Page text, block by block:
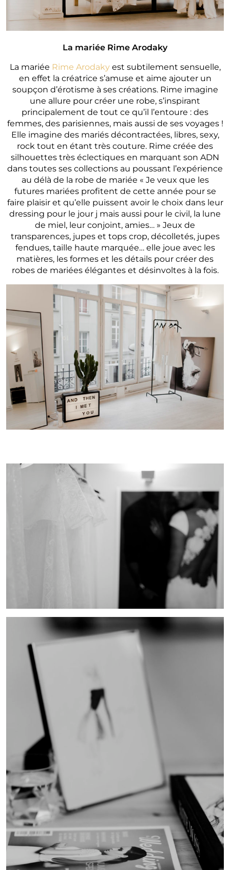
La mariée Rime Arodaky
La mariée Rime Arodakyest subtilement sensuelle,
en effet la créatrice s’amuse et aime ajouter un
soupçon d’érotisme à ses créations. Rime imagine
une allure pour créer une robe, s’inspirant
principalement de tout ce qu’il l’entoure : des
femmes, des parisiennes, mais aussi de ses voyages !
Elle imagine des mariés décontractées, libres, sexy,
rock tout en étant très couture. Rime créée des
silhouettes très éclectiques en marquant son ADN
dans toutes ses collections au poussant l’expérience
au délà de la robe de mariée « Je veux que les
futures mariées profitent de cette année pour se
faire plaisir et qu’elle puissent avoir le choix dans leur
dressing pour le jour j mais aussi pour le civil, la lune
de miel, leur conjoint, amies… » Jeux de
transparences, jupes et tops crop, décolletés, jupes
fendues, taille haute marquée… elle joue avec les
matières, les formes et les détails pour créer des
robes de mariées élégantes et désinvoltes à la fois.